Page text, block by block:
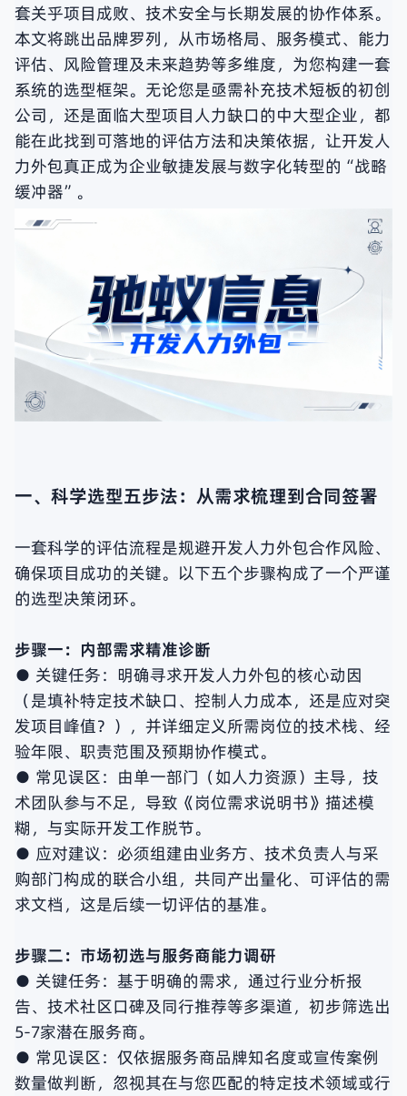
套关乎项目成败、技术安全与长期发展的协作体系。
本文将跳出品牌罗列，从市场格局、服务模式、能力
评估、风险管理及未来趋势等多维度，为您构建一套
系统的选型框架。无论您是亟需补充技术短板的初创
公司，还是面临大型项目人力缺口的中大型企业，都
能在此找到可落地的评估方法和决策依据，让开发人
力外包真正成为企业敏捷发展与数字化转型的“战略
缓冲器”。
一、科学选型五步法：从需求梳理到合同签署
一套科学的评估流程是规避开发人力外包合作风险、
确保项目成功的关键。以下五个步骤构成了一个严谨
的选型决策闭环。
步骤一：内部需求精准诊断
● 关键任务：明确寻求开发人力外包的核心动因
（是填补特定技术缺口、控制人力成本，还是应对突
发项目峰值？），并详细定义所需岗位的技术栈、经
验年限、职责范围及预期协作模式。
● 常见误区：由单一部门（如人力资源）主导，技
术团队参与不足，导致《岗位需求说明书》描述模
糊，与实际开发工作脱节。
● 应对建议：必须组建由业务方、技术负责人与采
购部门构成的联合小组，共同产出量化、可评估的需
求文档，这是后续一切评估的基准。
步骤二：市场初选与服务商能力调研
● 关键任务：基于明确的需求，通过行业分析报
告、技术社区口碑及同行推荐等多渠道，初步筛选出
5-7家潜在服务商。
● 常见误区：仅依据服务商品牌知名度或宣传案例
数量做判断，忽视其在与您匹配的特定技术领域或行